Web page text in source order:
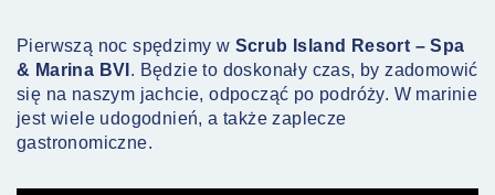
Pierwszą noc spędzimy w Scrub Island Resort – Spa
& Marina BVI . Będzie to doskonały czas, by zadomowić
się na naszym jachcie, odpocząć po podróży. W marinie
jest wiele udogodnień, a także zaplecze
gastronomiczne.